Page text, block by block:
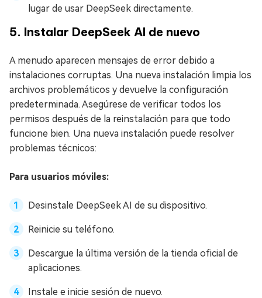
lugar de usar DeepSeek directamente.
5. Instalar DeepSeek AI de nuevo
A menudo aparecen mensajes de error debido a
instalaciones corruptas. Una nueva instalación limpia los
archivos problemáticos y devuelve la configuración
predeterminada. Asegúrese de verificar todos los
permisos después de la reinstalación para que todo
funcione bien. Una nueva instalación puede resolver
problemas técnicos:
Para usuarios móviles:
Desinstale DeepSeek AI de su dispositivo.
Reinicie su teléfono.
Descargue la última versión de la tienda oficial de
aplicaciones.
Instale e inicie sesión de nuevo.